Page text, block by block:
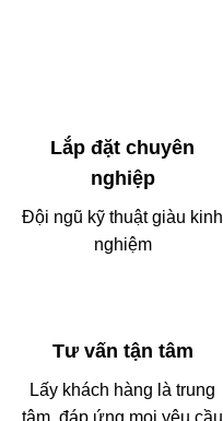
Lắp đặt chuyên
nghiệp
Đội ngũ kỹ thuật giàu kinh
nghiệm
Tư vấn tận tâm
Lấy khách hàng là trung
tâm, đáp ứng mọi yêu cầu